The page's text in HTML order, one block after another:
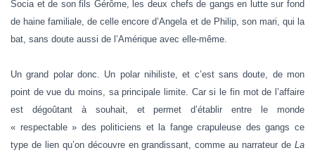
Socia et de son fils Gérôme, les deux chefs de gangs en lutte sur fond
de haine familiale, de celle encore d’Angela et de Philip, son mari, qui la
bat, sans doute aussi de l’Amérique avec elle-même.
Un grand polar donc. Un polar nihiliste, et c’est sans doute, de mon
point de vue du moins, sa principale limite. Car si le fin mot de l’affaire
est dégoûtant à souhait, et permet d’établir entre le monde
« respectable » des politiciens et la fange crapuleuse des gangs ce
type de lien qu’on découvre en grandissant, comme au narrateur de La